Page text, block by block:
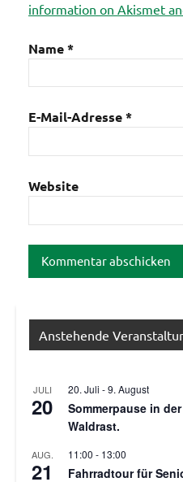
information on Akismet
Name*
E-Mail-Adresse*
Website
Anstehende
JULI
20
20. Juli -9. August
Sommerpause in
Waldrast.
AUG.
21
11:00 - 13:00
Fahrradtour für